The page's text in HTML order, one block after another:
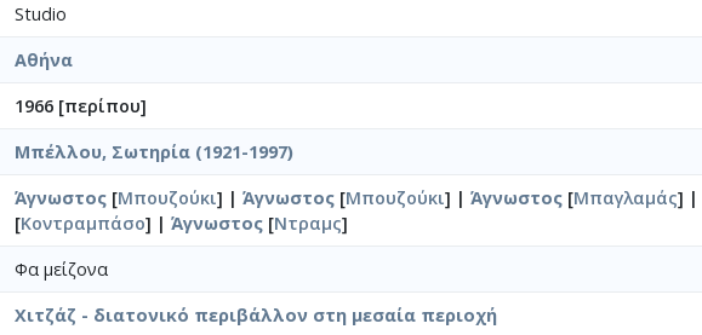
Studio
Αθήνα
1966 [περίπου]
Μπέλλου, Σωτηρία (1921-1997)
Άγνωστος [Μπουζούκι] | Άγνωστος [Μπουζούκι] | Άγνωστος [Μπαγλαμάς] |
[Κοντραμπάσο] | Άγνωστος [Ντραμς]
Φα μείζονα
Χιτζάζ - διατονικό περιβάλλον στη μεσαία περιοχή